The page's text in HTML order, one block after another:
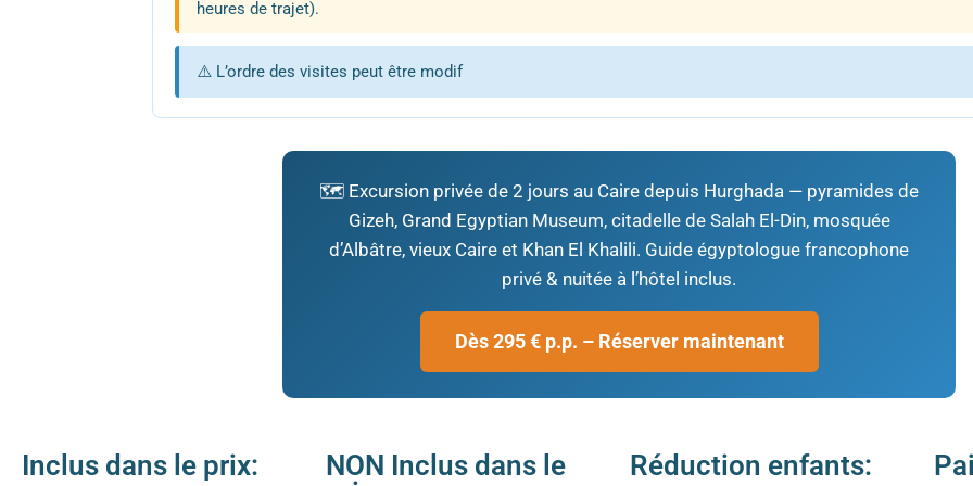
heures de trajet).
⚠️ L’ordre des visites peut être modif
🗺️ Excursion privée de 2 jours au Caire depuis Hurghada — pyramides de
Gizeh, Grand Egyptian Museum, citadelle de Salah El-Din, mosquée
d’Albâtre, vieux Caire et Khan El Khalili. Guide égyptologue francophone
privé & nuitée à l’hôtel inclus.
Dès 295 € p.p. – Réserver maintenant
Inclus dans le prix:
NON Inclus dans le
Réduction enfants: